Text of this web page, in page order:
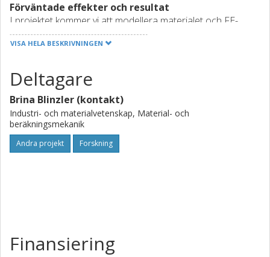
Förväntade effekter och resultat
I projektet kommer vi att modellera materialet och FE-
simulera formningsprocessen termomekaniskt. Vi kommer
även studera volymetriska förändringen experimentellt,
Utvecklingen av en termomekaniskt motiverad
materialmodell för elastomeriska polymerer är det första
steget för effektiv processering av komposit.
Planerat upplägg och genomförande
Projektet kommer att omfatta urval och karakterisering av
ett gummi lämpligt för avancerad gummibyggnad av
VISA HELA BESKRIVNINGEN
Deltagare
Brina Blinzler (kontakt)
Industri- och materialvetenskap, Material- och
beräkningsmekanik
Andra projekt Forskning
Finansiering